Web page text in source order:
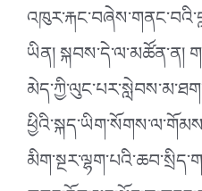
ཡིན། སྐབས་དེ་ལ་མཚོན་ན།